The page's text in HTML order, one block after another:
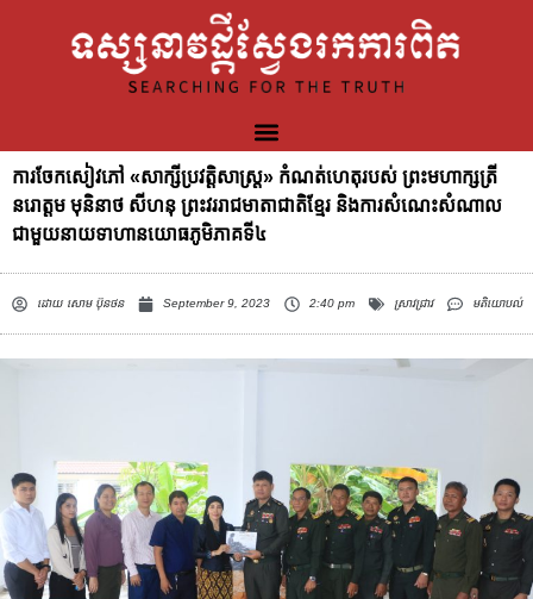
ការចែកសៀវភៅ «សាក្សីប្រវត្តិសាស្រ្ត» កំណត់ហេតុរបស់ ព្រះមហាក្សត្រី
នរោត្តម មុនិនាថ សីហនុ ព្រះវររាជមាតាជាតិខ្មែរ និងការសំណេះសំណាល
ជាមួយនាយទាហានយោធភូមិភាគទី៤
ដោយសោម ប៊ុនថន September 9, 2023 2:40 pm ស្រាវជ្រាវ មតិយោបល់